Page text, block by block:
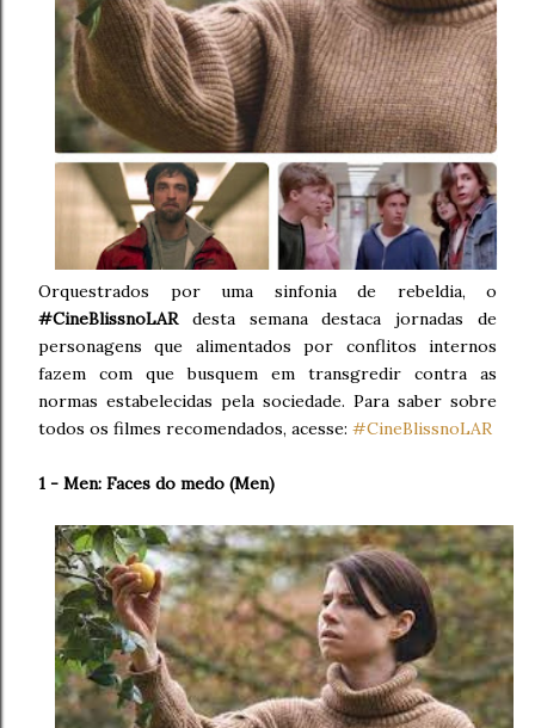
Orquestrados por uma sinfonia de rebeldia, o
#CineBlissnoLARdesta semana destaca jornadas de
personagens que alimentados por conflitos internos
fazem com que busquem em transgredir contra as
normas estabelecidas pela sociedade. Para saber sobre
todos os filmes recomendados, acesse: #CineBlissnoLAR
1 - Men: Faces do medo (Men)